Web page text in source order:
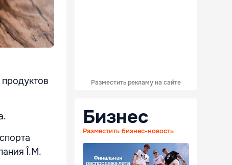
Î.M.
Разместить рекламу на сайте
Бизнес
Разместить бизнес-новость